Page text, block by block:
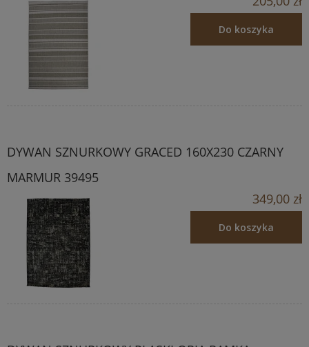
Do koszyka
DYWAN SZNURKOWY GRACED 160X230 CZARNY
MARMUR 39495
349,00 zł
Do koszyka